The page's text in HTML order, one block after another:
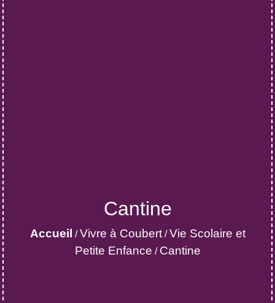
Cantine
Accueil /Vivre à Coubert/Vie Scolaire et
Petite Enfance / Cantine